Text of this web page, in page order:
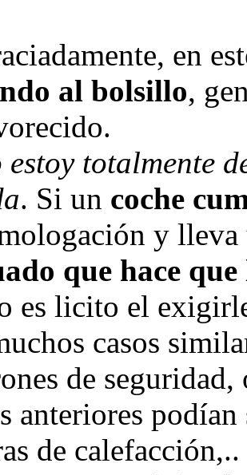
en
al bolsillo,
estoy totalmente
. Si un coche
y
que hace
es licito el
casos
de
anteriores
de calefacción,..